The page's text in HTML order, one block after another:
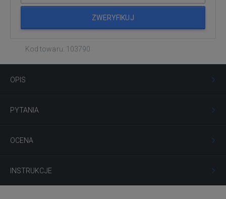
ZWERYFIKUJ
Kod towaru: 103790
OPIS
PYTANIA
OCENA
INSTRUKCJE